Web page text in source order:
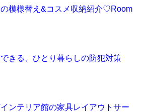
模様替え&コスメ収納紹介♡Room
きる、ひとり暮らしの防犯対策
ンテリア館の家具レイアウトサー